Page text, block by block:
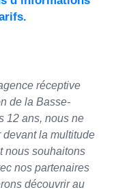
réceptive
de la Basse-
12 ans, nous ne
la multitude
nous souhaitons
nos partenaires
découvrir au